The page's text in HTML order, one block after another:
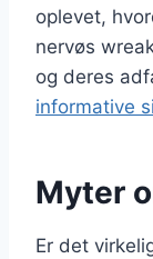
oplevet,
nervøs
og deres
informative
Myter
Er det